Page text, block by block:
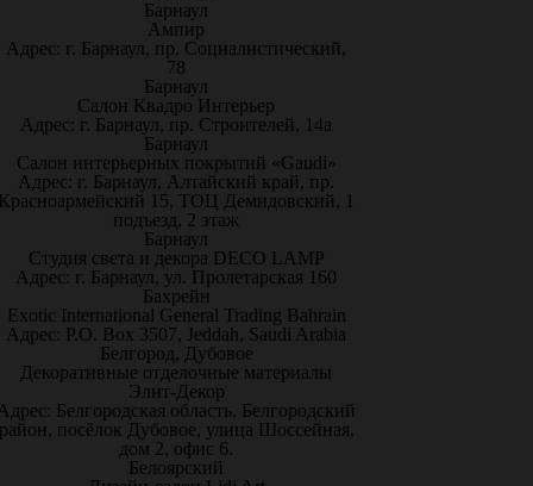
Барнаул
Ампир
Адрес: г. Барнаул, пр. Социалистический,
78
Барнаул
Салон Квадро Интерьер
Адрес: г. Барнаул, пр. Строителей, 14а
Барнаул
Салон интерьерных покрытий «Gaudi»
Адрес: г. Барнаул, Алтайский край, пр.
15, ТОЦ Демидовский, 1
подъезд, 2 этаж
Барнаул
Студия света и декора DECO LAMP
Адрес: г. Барнаул, ул. Пролетарская 160
Бахрейн
Exotic International General Trading Bahrain
Адрес: P.O. Box 3507, Jeddah, Saudi Arabia
Белгород, Дубовое
Декоративные отделочные материалы
Элит-Декор
Белгородская область, Белгородский
посёлок Дубовое, улица Шоссейная,
дом 2, офис 6.
Белоярский